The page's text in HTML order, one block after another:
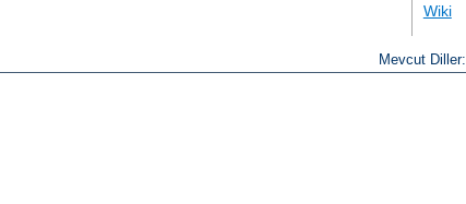
Wiki
Mevcut Diller: